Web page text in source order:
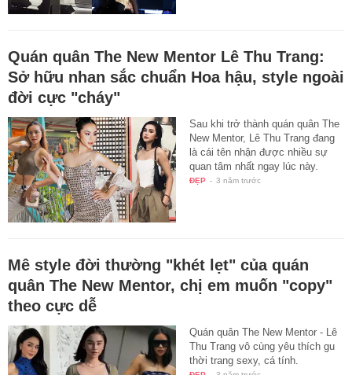
Quán quân The New Mentor Lê Thu Trang:
Sở hữu nhan sắc chuẩn Hoa hậu, style ngoài
đời cực "cháy"
Sau khi trở thành quán quân The
New Mentor, Lê Thu Trang đang
là cái tên nhận được nhiều sự
quan tâm nhất ngay lúc này.
ĐẸP - 3 năm trước
Mê style đời thường "khét lẹt" của quán
quân The New Mentor, chị em muốn "copy"
theo cực dễ
Quán quân The New Mentor - Lê
Thu Trang vô cùng yêu thích gu
thời trang sexy, cá tính.